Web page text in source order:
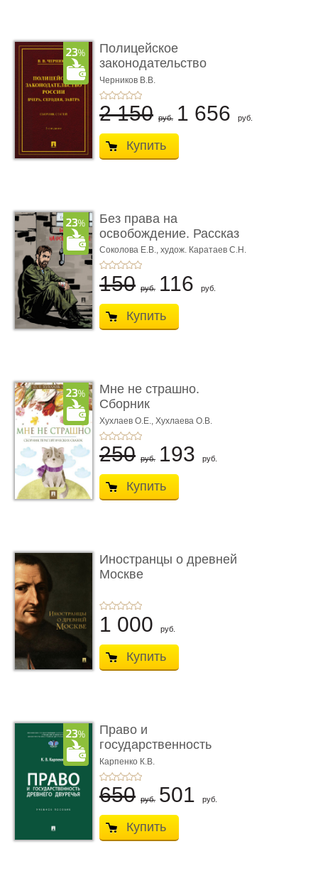
Полицейское
законодательство
России: вчера, с� ...
Черников В.В.
2 150 руб. 1 656 руб.
Купить
Без права на
освобождение. Рассказ
Соколова Е.В., худож. Каратаев С.Н.
150 руб. 116 руб.
Купить
Мне не страшно.
Сборник
терапевтических
сказо� ...
Хухлаев О.Е., Хухлаева О.В.
250 руб. 193 руб.
Купить
Иностранцы о древней
Москве
1 000 руб.
Купить
Право и
государственность
Древнего Двуречья. �
...
Карпенко К.В.
650 руб. 501 руб.
Купить